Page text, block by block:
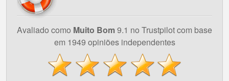
Avaliado como Muito Bom9.1 no Trustpilot com base
em 1949 opiniões independentes